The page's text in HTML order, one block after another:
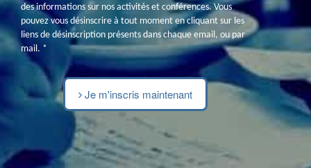
des informations sur nos activités et conférences. Vous
pouvez vous désinscrire à tout moment en cliquant sur les
liens de désinscription présents dans chaque email, ou par
mail. *
Je m'inscris maintenant